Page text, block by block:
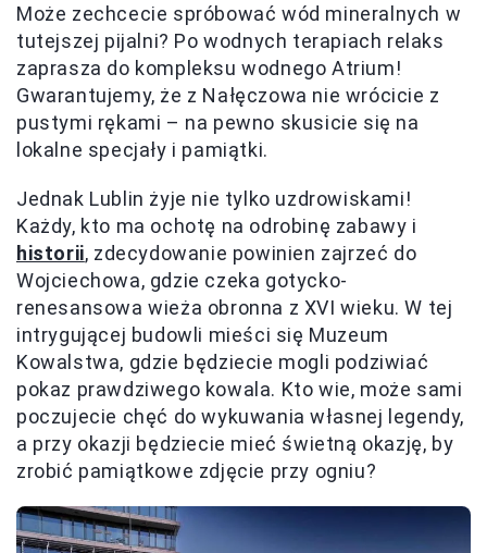
Może zechcecie spróbować wód mineralnych w
tutejszej pijalni? Po wodnych terapiach relaks
zaprasza do kompleksu wodnego Atrium!
Gwarantujemy, że z Nałęczowa nie wrócicie z
pustymi rękami – na pewno skusicie się na
lokalne specjały i pamiątki.
Jednak Lublin żyje nie tylko uzdrowiskami!
Każdy, kto ma ochotę na odrobinę zabawy i
historii, zdecydowanie powinien zajrzeć do
Wojciechowa, gdzie czeka gotycko-
renesansowa wieża obronna z XVI wieku. W tej
intrygującej budowli mieści się Muzeum
Kowalstwa, gdzie będziecie mogli podziwiać
pokaz prawdziwego kowala. Kto wie, może sami
poczujecie chęć do wykuwania własnej legendy,
a przy okazji będziecie mieć świetną okazję, by
zrobić pamiątkowe zdjęcie przy ogniu?